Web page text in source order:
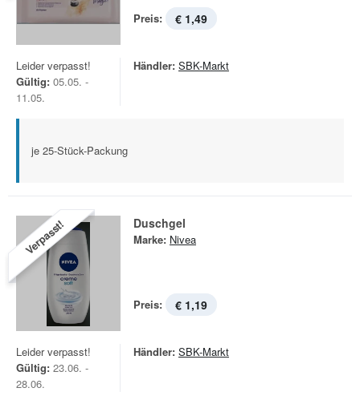
Preis: € 1,49
Leider verpasst!
Gültig: 05.05. -
11.05.
Händler: SBK-Markt
je 25-Stück-Packung
Verpasst! Duschgel
Marke: Nivea
Preis: € 1,19
Leider verpasst!
Gültig: 23.06. -
28.06.
Händler: SBK-Markt